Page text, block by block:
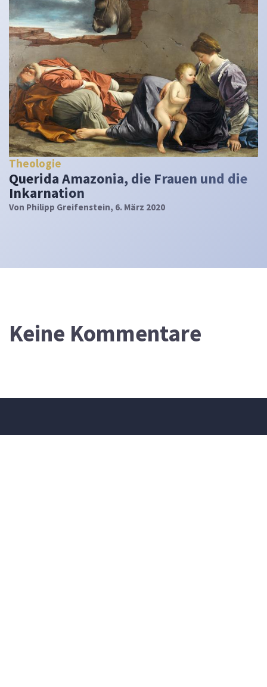
Theologie
Querida Amazonia, die Frauen und die
Inkarnation
Von Philipp Greifenstein, 6. März 2020
Keine Kommentare